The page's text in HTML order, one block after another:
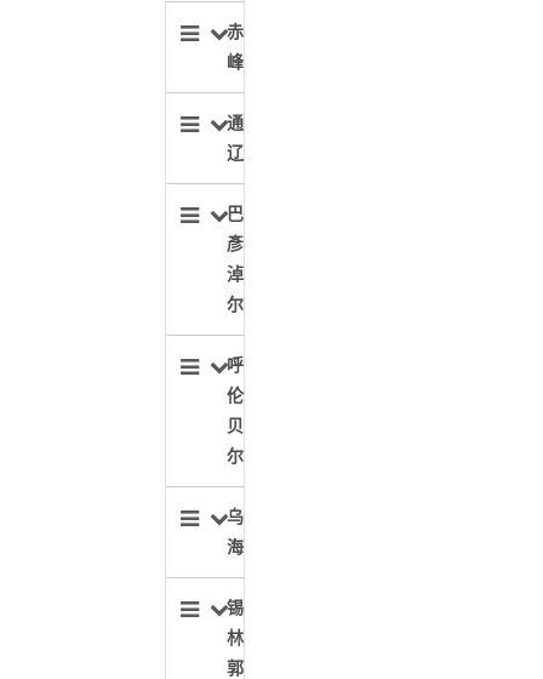
赤
峰
通
辽
巴
彥
淖
尔
呼
伦
贝
尔
乌
海
锡
林
郭